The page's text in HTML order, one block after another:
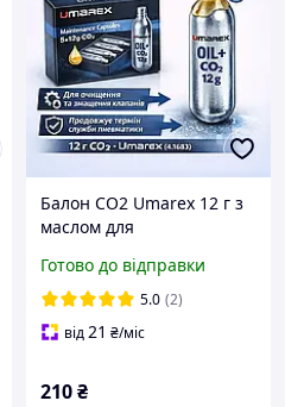
Балон CO2 Umarex 12 г з
маслом для
пневматичної зброї
(4.1683) MS
Готово до відправки
5.0 (2)
від21 ₴/міс
210₴